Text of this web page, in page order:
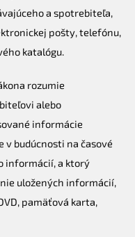
a spotrebiteľa,
pošty, telefónu,
katalógu.
rozumie
alebo
informácie
v budúcnosti na časové
informácií, a ktorý
uložených informácií,
pamäťová karta,